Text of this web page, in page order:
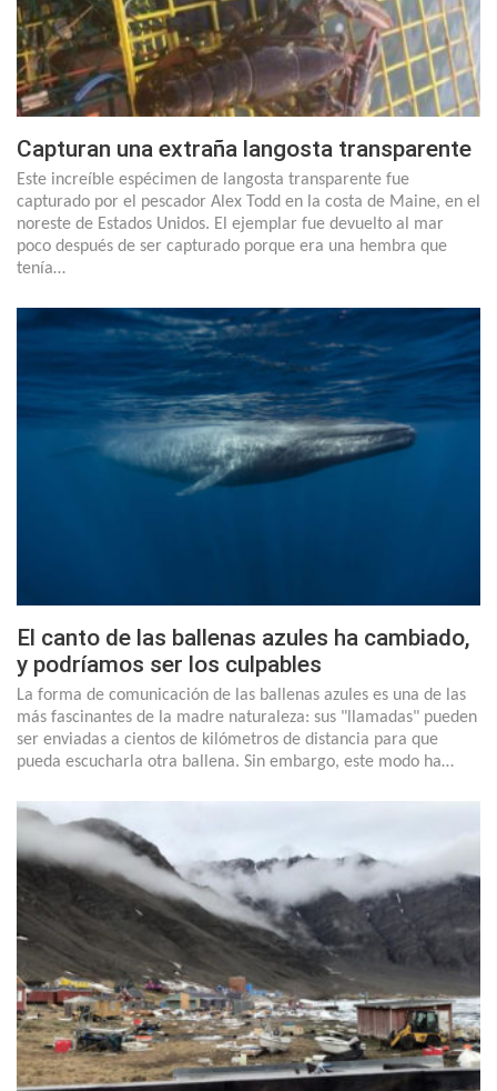
Capturan una extraña langosta transparente
Este increíble espécimen de langosta transparente fue
capturado por el pescador Alex Todd en la costa de Maine, en el
noreste de Estados Unidos. El ejemplar fue devuelto al mar
poco después de ser capturado porque era una hembra que
tenía…
El canto de las ballenas azules ha cambiado,
y podríamos ser los culpables
La forma de comunicación de las ballenas azules es una de las
más fascinantes de la madre naturaleza: sus "llamadas" pueden
ser enviadas a cientos de kilómetros de distancia para que
pueda escucharla otra ballena. Sin embargo, este modo ha…